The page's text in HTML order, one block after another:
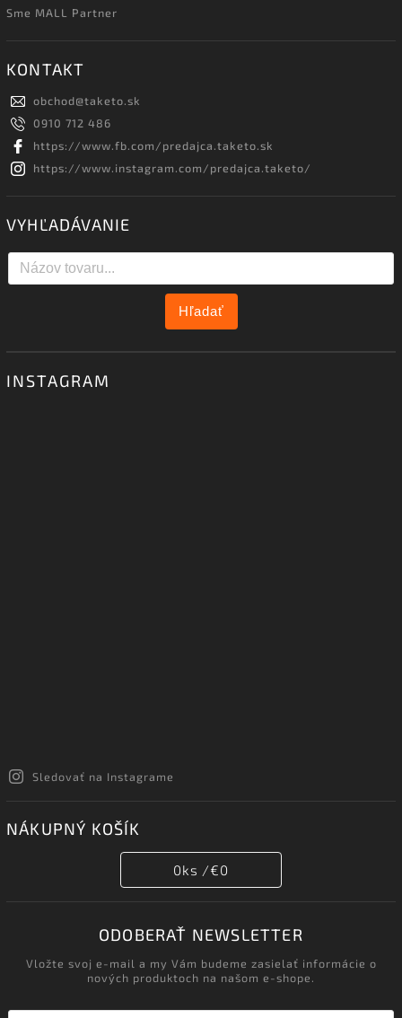
Sme MALL Partner
KONTAKT
obchod@taketo.sk
0910 712 486
https://www.fb.com/predajca.taketo.sk
https://www.instagram.com/predajca.taketo/
VYHĽADÁVANIE
Hľadať
INSTAGRAM
Sledovať na Instagrame
NÁKUPNÝ KOŠÍK
0ks /€0
ODOBERAŤ NEWSLETTER
Vložte svoj e-mail a my Vám budeme zasielať informácie o
nových produktoch na našom e-shope.